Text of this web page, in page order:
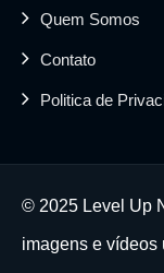
Quem Somos
Contato
Politica de
© 2025 Level Up
imagens e vídeos